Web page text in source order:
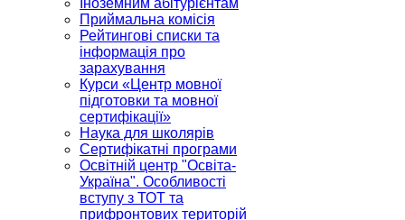
Іноземним абітурієнтам
Приймальна комісія
Рейтингові списки та
інформація про
зарахування
Курси «Центр мовної
підготовки та мовної
сертифікації»
Наука для школярів
Сертифікатні програми
Освітній центр "Освіта-
Україна". Особливості
вступу з ТОТ та
прифронтових територій